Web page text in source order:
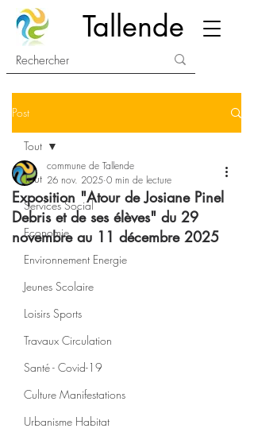
Tallende
Post
Tout
Services Social
Economie
Environnement Energie
Jeunes Scolaire
Loisirs Sports
Travaux Circulation
Santé - Covid-19
Culture Manifestations
Urbanisme Habitat
Tout
Exposition "Atour de Josiane Pinel
Debris et de ses élèves" du 29
novembre au 11 décembre 2025
commune de Tallende
26 nov. 2025 0 min de lecture